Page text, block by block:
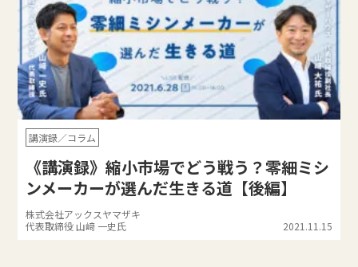
講演録／コラム
《講演録》縮小市場でどう戦う？零細ミシ
ンメーカーが選んだ生きる道【後編】
株式会社アックスヤマザキ
代表取締役 山﨑 一史氏
2021.11.15